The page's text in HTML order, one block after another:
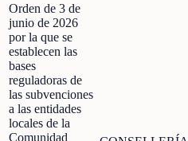
Orden de 3 de
junio de 2026
por la que se
establecen las
bases
reguladoras de
las subvenciones
a las entidades
locales de la
Comunidad